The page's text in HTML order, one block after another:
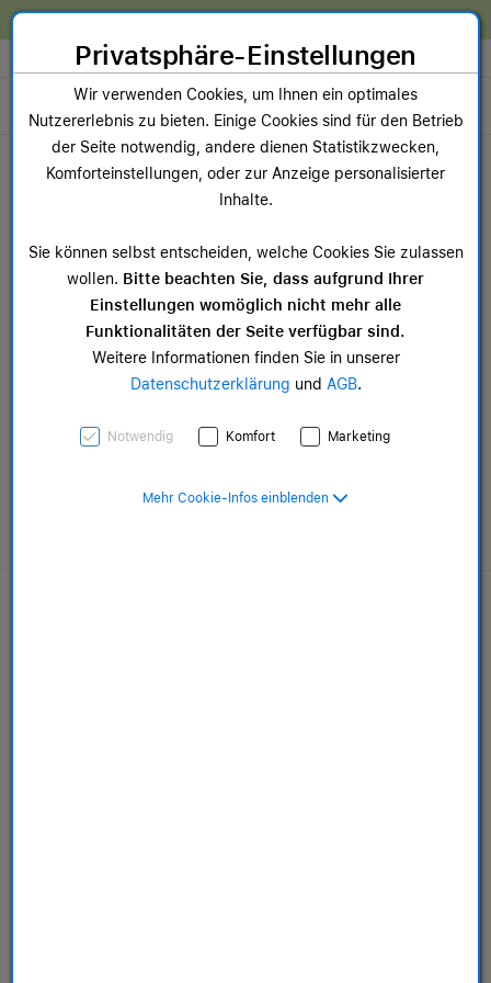
Zum Inhalt springen [AK + 0]
Zum Hauptmenü springen [AK + 1]
Zum Widget-Menü rechts springen [AK + 2]
Zum Hauptmenü springen [AK + 3]
Zum Hauptmenü (oben rechts) springen [AK + 4]
Zum Hauptmenü (unten rechts) springen [AK + 5]
Zum Hauptmenü (zentriert) springen [AK + 6]
Zum Meta-Menü oben (links) springen [AK + 7]
Zu den Inhalten im Fußbereich springen [AK + 8]
Store auswählen
Toggle navigation
Dein Warenkorb
Noch keine Artikel im Einkaufswagen.
AppleCare+
Privatsphäre-Einstellungen
Wir verwenden Cookies, um Ihnen ein optimales
Nutzererlebnis zu bieten. Einige Cookies sind für den Betrieb
der Seite notwendig, andere dienen Statistikzwecken,
Komforteinstellungen, oder zur Anzeige personalisierter
Inhalte.
Sie können selbst entscheiden, welche Cookies Sie zulassen
wollen. Bitte beachten Sie, dass aufgrund Ihrer
Einstellungen womöglich nicht mehr alle
Funktionalitäten der Seite verfügbar sind.
Weitere Informationen finden Sie in unserer
Datenschutzerklärung und AGB.
Notwendig Komfort Marketing
Mehr Cookie-Infos einblenden